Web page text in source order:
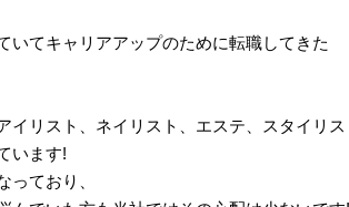
いてキャリアアップのために転職してきた
イリスト、ネイリスト、エステ、スタイリ
います!
っており、